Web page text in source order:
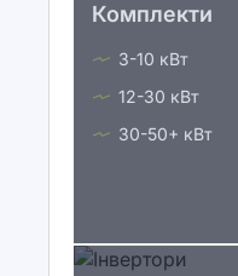
Комплекти
3-10 кВт
12-30 кВт
30-50+ кВт